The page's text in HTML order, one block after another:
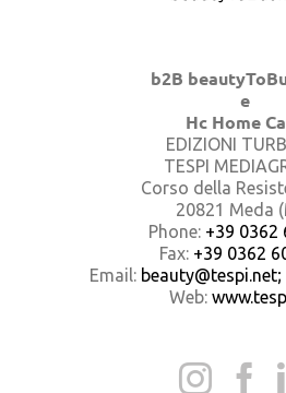
b2B
e
Hc Home
EDIZIONI
TESPI
Corso della
20821 Meda
Phone: +39 0362
Fax: +39 0362
Email:
Web: